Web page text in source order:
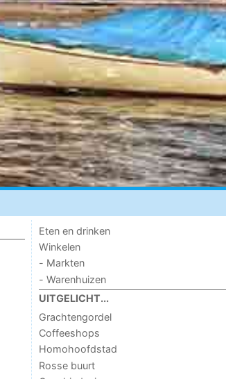
Eten en drinken
Winkelen
- Markten
- Warenhuizen
UITGELICHT...
Grachtengordel
Coffeeshops
Homohoofdstad
Rosse buurt